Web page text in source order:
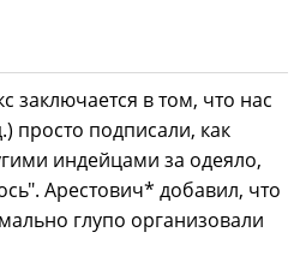
заключается в том, что нас
просто подписали, как
индейцами за одеяло,
Арестович* добавил, что
глупо организовали